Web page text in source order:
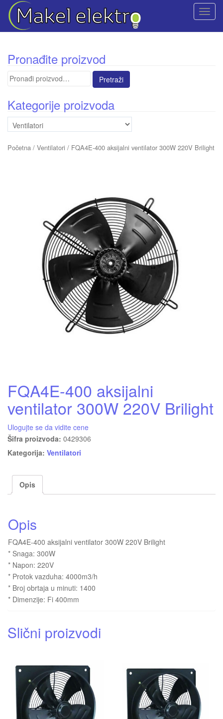
T
t
Pronađite proizvod
Pretraga
Kategorije proizvoda
Početna / Ventilatori / FQA4E-400 aksijalni ventilator 300W 220V Brilight
FQA4E-400 aksijalni
ventilator 300W 220V Brilight
Ulogujte se da vidite cene
Šifra proizvoda: 0429306
Kategorija: Ventilatori
Opis
Opis
FQA4E-400 aksijalni ventilator 300W 220V Brilight
* Snaga: 300W
* Napon: 220V
* Protok vazduha: 4000m3/h
* Broj obrtaja u minuti: 1400
* Dimenzije: Fi 400mm
Slični proizvodi